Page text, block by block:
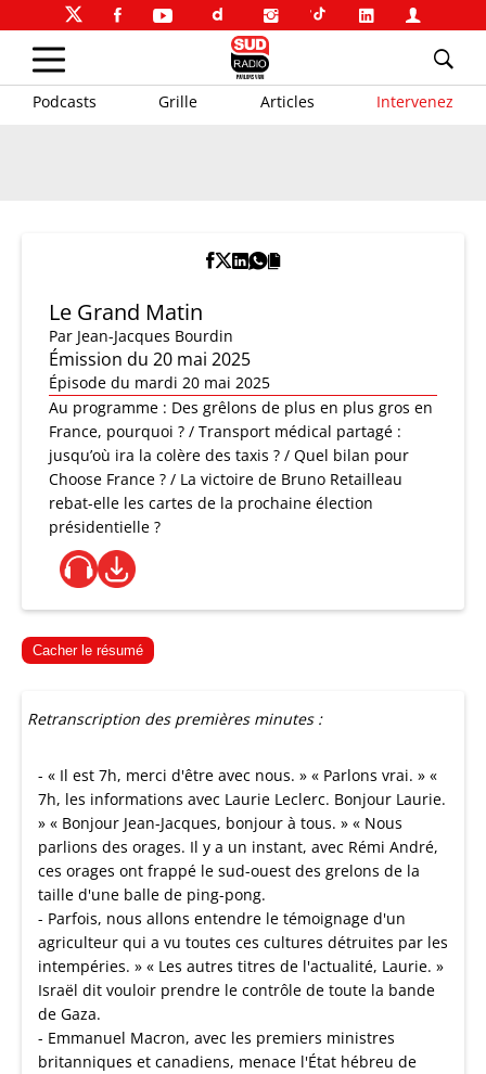
Podcasts Grille Articles Intervenez
Le Grand Matin
Par Jean-Jacques Bourdin
Émission du 20 mai 2025
Épisode du mardi 20 mai 2025
Au programme : Des grêlons de plus en plus gros en
France, pourquoi ? / Transport médical partagé :
jusqu’où ira la colère des taxis ? / Quel bilan pour
Choose France ? / La victoire de Bruno Retailleau
rebat-elle les cartes de la prochaine élection
présidentielle ?
Cacher le résumé
Retranscription des premières minutes :
- « Il est 7h, merci d'être avec nous. » « Parlons vrai. » «
7h, les informations avec Laurie Leclerc. Bonjour Laurie.
» « Bonjour Jean-Jacques, bonjour à tous. » « Nous
parlions des orages. Il y a un instant, avec Rémi André,
ces orages ont frappé le sud-ouest des grelons de la
taille d'une balle de ping-pong.
- Parfois, nous allons entendre le témoignage d'un
agriculteur qui a vu toutes ces cultures détruites par les
intempéries. » « Les autres titres de l'actualité, Laurie. »
Israël dit vouloir prendre le contrôle de toute la bande
de Gaza.
- Emmanuel Macron, avec les premiers ministres
britanniques et canadiens, menace l'État hébreu de